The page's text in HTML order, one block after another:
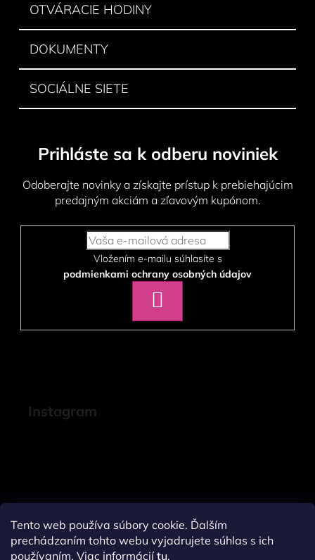
Tento web používa súbory cookie. Ďalším
prechádzaním tohto webu vyjadrujete súhlas s ich
používaním. Viac informáciítu.
OTVÁRACIE HODINY
DOKUMENTY
SOCIÁLNE SIETE
Prihláste sa k odberu noviniek
Odoberajte novinky a získajte prístup k prebiehajúcim
predajným akciám a zľavovým kupónom.
podmienkami ochrany osobných údajov
SA
Instagram